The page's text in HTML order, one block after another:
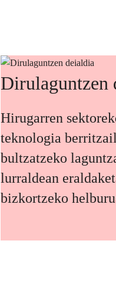
Dirulaguntzen
Hirugarren
teknologia
bultzatzeko
lurraldean
bizkortzeko